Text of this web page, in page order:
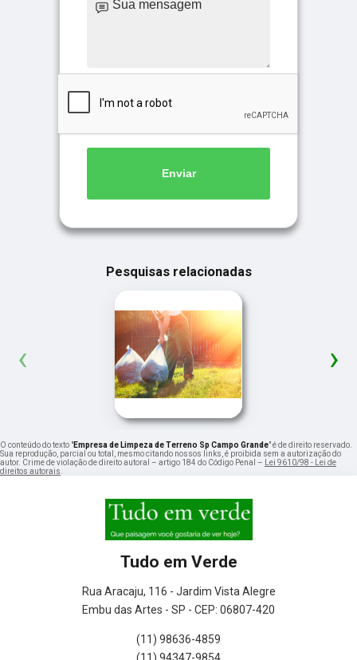
Enviar
Pesquisas relacionadas
‹ ›
O conteúdo do texto "Empresa de Limpeza de Terreno Sp Campo Grande" é de direito reservado.
Sua reprodução, parcial ou total, mesmo citando nossos links, é proibida sem a autorização do
autor. Crime de violação de direito autoral – artigo 184 do Código Penal –
Lei 9610/98 - Lei de
direitos autorais
Tudo em Verde
Rua Aracaju, 116 - Jardim Vista Alegre
Embu das Artes - SP - CEP: 06807-420
(11) 98636-4859
(11) 94347-9854